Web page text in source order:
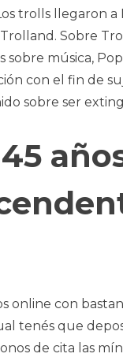
trolls llegaron a
Sobre
sobre música,
con el fin de
sobre ser
online con
tenés que
de cita las